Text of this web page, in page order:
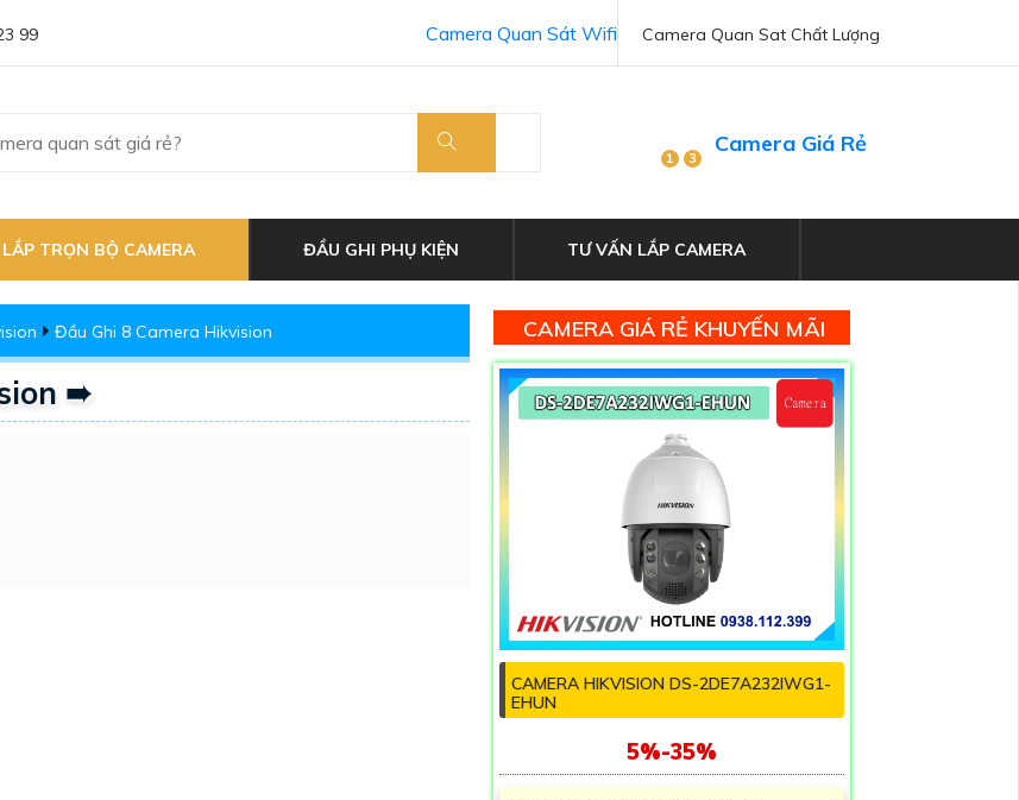
99 Camera Quan Sat Chất Lượng
Camera Quan Sát Wifi
1 3
Camera Giá Rẻ
LẮP TRỌN BỘ CAMERA ĐẦU GHI PHỤ KIỆN TƯ VẤN LẮP CAMERA
Đầu Ghi 8 Camera Hikvision
➠
CAMERA GIÁ RẺ KHUYẾN MÃI
CAMERA HIKVISION DS-2DE7A232IWG1-
EHUN
5%-35%